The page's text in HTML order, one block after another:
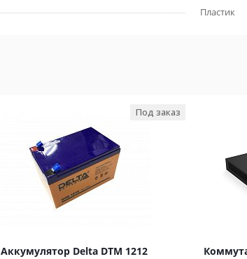
Пластик
Аккумулятор Delta DTM 1212
Под заказ